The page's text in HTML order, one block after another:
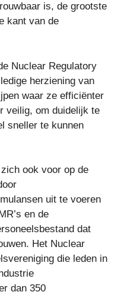
is, de grootste
kant van de
Nuclear Regulatory
herziening van
waar ze efficiënter
veilig, om duidelijk te
sneller te kunnen
ook voor op de
uit te voeren
en de
dat
Het Nuclear
die leden in
dan 350